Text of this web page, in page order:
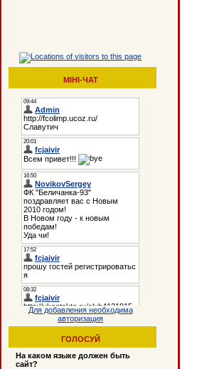
МІНІ-ЧАТ
Для добавления необходима
авторизация
ГОЛОСУЙ
На каком языке должен быть
сайт?